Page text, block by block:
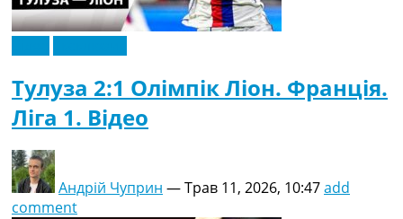
Тулуза 2:1 Олімпік Ліон. Франція.
Ліга 1. Відео
Андрій Чуприн —Трав 11, 2026, 10:47add
comment